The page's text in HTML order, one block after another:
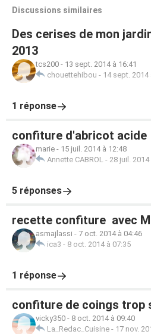
Discussions similaires
Des cerises de mon
2013
tcs200 - 13 sept. 2014 à 16:41
chouettehibou - 14 sept. 2014
1 réponse
confiture d'abricot acide
marie - 15 juil. 2014 à 12:48
Annette CABROL - 28 juil. 2014
5 réponses
recette confiture avec
asmajlassi - 7 oct. 2014 à 04:46
ica3 - 8 oct. 2014 à 07:35
1 réponse
confiture de coings trop
vicky350 - 8 oct. 2014 à 09:40
La_Redac_Cuisine - 17 nov.